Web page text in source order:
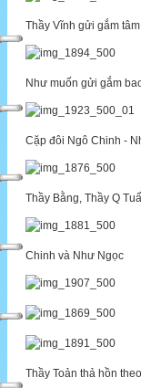
Thầy Vĩnh gửi gắm
Như muốn gửi gắm
Cặp đôi Ngô Chinh -
Thầy Bằng, Thầy Q
Chinh và Như Ngọc
Thầy Toản thả hồn